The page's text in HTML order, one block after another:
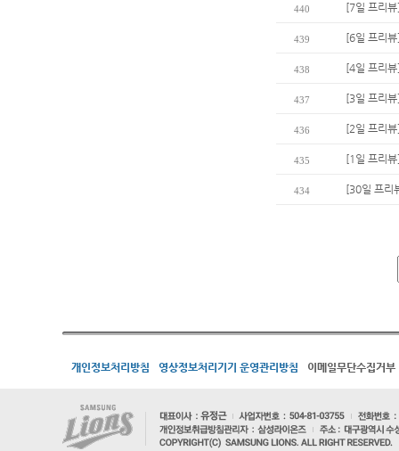
440 [7일 프리
439 [6일 프리
438 [4일 프리
437 [3일 프리
436 [2일 프리
435 [1일 프리
434 [30일 프리
개인정보처리방침 영상정보처리기기 운영관리방침 이메일무단수집거부